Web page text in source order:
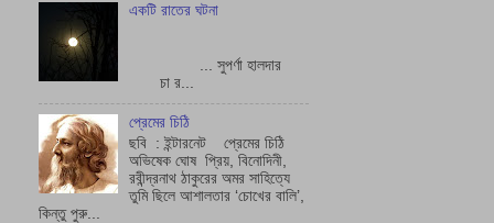
একটি রাতের ঘটনা
... সুপর্ণা হালদার
চা র...
প্রেমের চিঠি
ছবি : ইন্টারনেট প্রেমের চিঠি
অভিষেক ঘোষ প্রিয়, বিনোদিনী,
রবীন্দ্রনাথ ঠাকুরের অমর সাহিত্যে
তুমি ছিলে আশালতার ‘চোখের বালি’,
কিন্তু পুরু...